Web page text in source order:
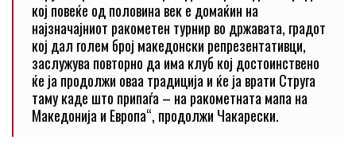
кој повеќе од половина век е домаќин на
најзначајниот ракометен турнир во државата, градот
кој дал голем број македонски репрезентативци,
заслужува повторно да има клуб кој достоинствено
ќе ја продолжи оваа традиција и ќе ја врати Струга
таму каде што припаѓа – на ракометната мапа на
Македонија и Европа“, продолжи Чакарески.